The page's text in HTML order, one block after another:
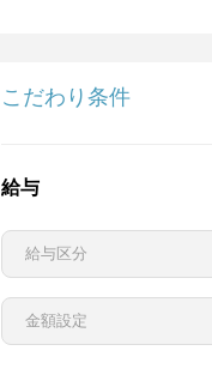
こだわり条件
給与